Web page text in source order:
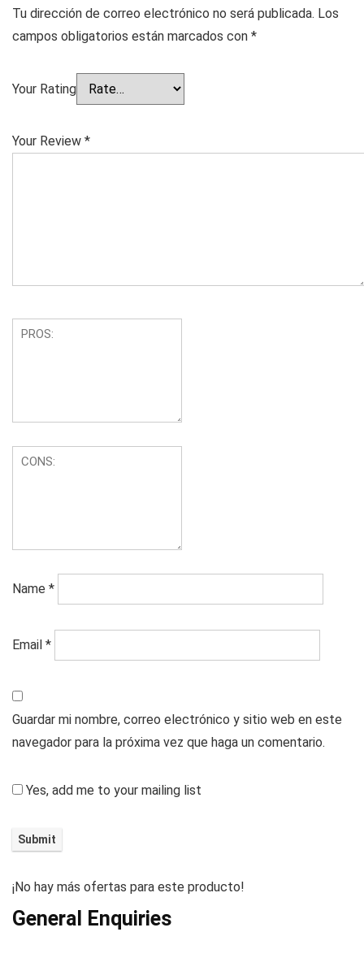
Tu dirección de correo electrónico no será publicada. Los
campos obligatorios están marcados con *
Your Rating
Your Review *
Name *
Email *
Guardar mi nombre, correo electrónico y sitio web en este
navegador para la próxima vez que haga un comentario.
Yes, add me to your mailing list
¡No hay más ofertas para este producto!
General Enquiries